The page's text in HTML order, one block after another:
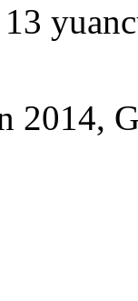
2014,